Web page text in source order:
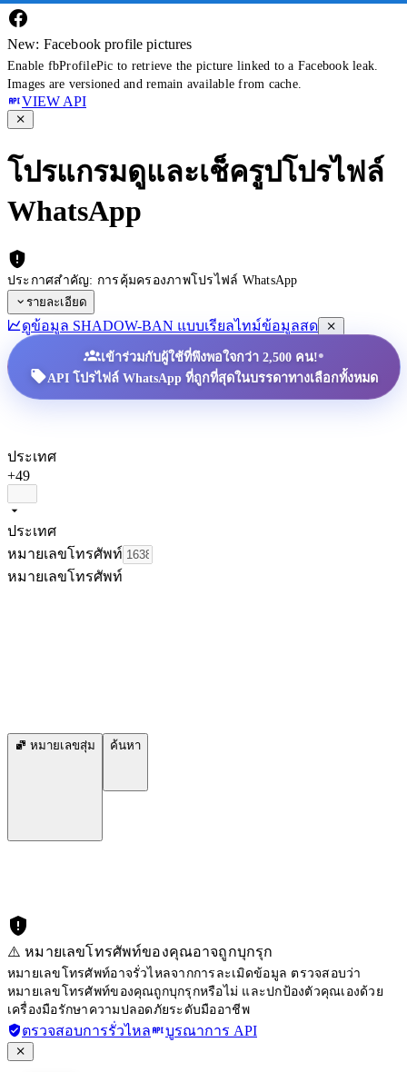
New: Facebook profile pictures
Enable fbProfilePic to retrieve the picture linked to a Facebook leak.
Images are versioned and remain available from cache.
VIEW API
โปรแกรมดูและเช็ครูปโปรไฟล์
WhatsApp
ประกาศสำคัญ: การคุ้มครองภาพโปรไฟล์ WhatsApp
รายละเอียด
ดูข้อมูล SHADOW-BAN แบบเรียลไทม์ข้อมูลสด
เข้าร่วมกับผู้ใช้ที่พึงพอใจกว่า 2,500 คน!•
API โปรไฟล์ WhatsApp ที่ถูกที่สุดในบรรดาทางเลือกทั้งหมด
ประเทศ
+49
ประเทศ
หมายเลขโทรศัพท์
หมายเลขโทรศัพท์
หมายเลขสุ่ม ค้นหา
⚠️ หมายเลขโทรศัพท์ของคุณอาจถูกบุกรุก
หมายเลขโทรศัพท์อาจรั่วไหลจากการละเมิดข้อมูล ตรวจสอบว่า
หมายเลขโทรศัพท์ของคุณถูกบุกรุกหรือไม่ และปกป้องตัวคุณเองด้วย
เครื่องมือรักษาความปลอดภัยระดับมืออาชีพ
ตรวจสอบการรั่วไหล บูรณาการ API